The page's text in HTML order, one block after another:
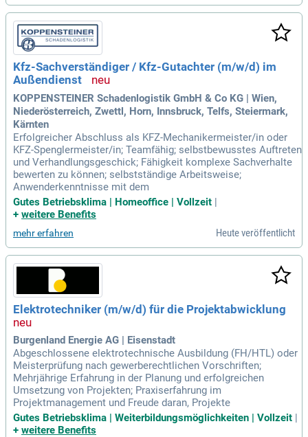
Kfz-Sachverständiger / Kfz-Gutachter (m/w/d) im
Außendienst
KOPPENSTEINER Schadenlogistik GmbH & Co KG | Wien,
Niederösterreich, Zwettl, Horn, Innsbruck, Telfs, Steiermark,
Kärnten
Erfolgreicher Abschluss als KFZ-Mechanikermeister/in oder
KFZ-Spenglermeister/in; Teamfähig; selbstbewusstes Auftreten
und Verhandlungsgeschick; Fähigkeit komplexe Sachverhalte
bewerten zu können; selbstständige Arbeitsweise;
Anwenderkenntnisse mit dem
Gutes Betriebsklima | Homeoffice | Vollzeit |
+ weitere Benefits
mehr erfahren Heute veröffentlicht
Elektrotechniker (m/w/d) für die Projektabwicklung
Burgenland Energie AG | Eisenstadt
Abgeschlossene elektrotechnische Ausbildung (FH/HTL) oder
Meisterprüfung nach gewerberechtlichen Vorschriften;
Mehrjährige Erfahrung in der Planung und erfolgreichen
Umsetzung von Projekten; Praxiserfahrung im
Projektmanagement und Freude daran, Projekte
Gutes Betriebsklima | Weiterbildungsmöglichkeiten | Vollzeit |
+ weitere Benefits